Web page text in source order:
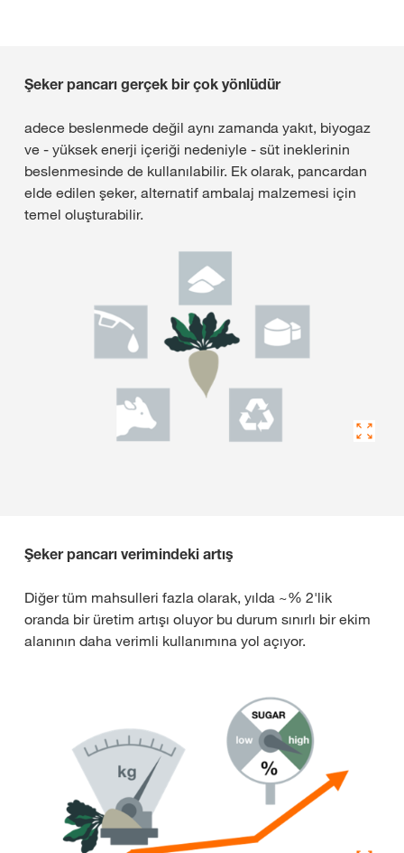
Şeker pancarı gerçek bir çok yönlüdür
adece beslenmede değil aynı zamanda yakıt, biyogaz
ve - yüksek enerji içeriği nedeniyle - süt ineklerinin
beslenmesinde de kullanılabilir. Ek olarak, pancardan
elde edilen şeker, alternatif ambalaj malzemesi için
temel oluşturabilir.
Şeker pancarı verimindeki artış
Diğer tüm mahsulleri fazla olarak, yılda ~% 2'lik
oranda bir üretim artışı oluyor bu durum sınırlı bir ekim
alanının daha verimli kullanımına yol açıyor.